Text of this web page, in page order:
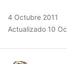
4 Octubre 2011
Actualizado 10